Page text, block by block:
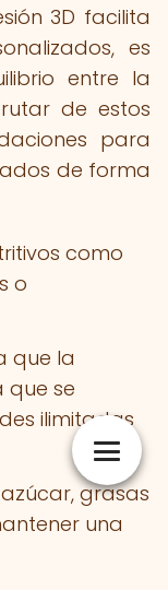
3D facilita
es
entre la
de estos
para
de forma
como
o
que la
que se
ilimitadas
grasas
una